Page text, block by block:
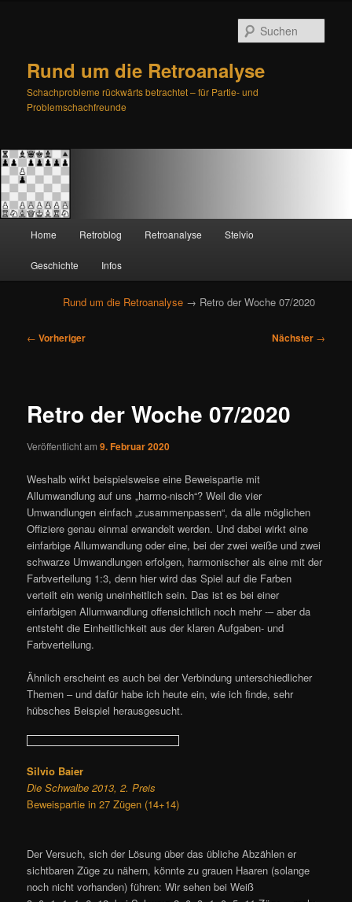
Rund um die Retroanalyse
Schachprobleme rückwärts betrachtet – für Partie- und
Problemschachfreunde
Zum
primären
Inhalt
springen
Zum
sekundären
Inhalt
springen
Home Retroblog Retroanalyse Stelvio
Geschichte Infos
Rund um die Retroanalyse → Retro der Woche 07/2020
B
a
s
a
v
i
g
a
t
i
o
n
← Vorheriger Nächster →
Retro der Woche 07/2020
Veröffentlicht am9. Februar 2020
Weshalb wirkt beispielsweise eine Beweispartie mit
Allumwandlung auf uns „harmo-nisch“? Weil die vier
Umwandlungen einfach „zusammenpassen“, da alle möglichen
Offiziere genau einmal erwandelt werden. Und dabei wirkt eine
einfarbige Allumwandlung oder eine, bei der zwei weiße und zwei
schwarze Umwandlungen erfolgen, harmonischer als eine mit der
Farbverteilung 1:3, denn hier wird das Spiel auf die Farben
verteilt ein wenig uneinheitlich sein. Das ist es bei einer
einfarbigen Allumwandlung offensichtlich noch mehr -– aber da
entsteht die Einheitlichkeit aus der klaren Aufgaben- und
Farbverteilung.
Ähnlich erscheint es auch bei der Verbindung unterschiedlicher
Themen – und dafür habe ich heute ein, wie ich finde, sehr
hübsches Beispiel herausgesucht.
Silvio Baier
Die Schwalbe 2013, 2. Preis
Beweispartie in 27 Zügen (14+14)
Der Versuch, sich der Lösung über das übliche Abzählen er
sichtbaren Züge zu nähern, könnte zu grauen Haaren (solange
noch nicht vorhanden) führen: Wir sehen bei Weiß